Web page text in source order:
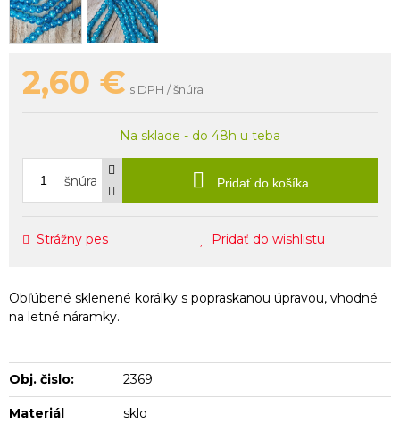
2,60 € s DPH / šnúra
Na sklade - do 48h u teba
šnúra Pridať do košíka
Strážny pes Pridať do wishlistu
Obľúbené sklenené korálky s popraskanou úpravou, vhodné
na letné náramky.
Obj. čislo: 2369
Materiál sklo